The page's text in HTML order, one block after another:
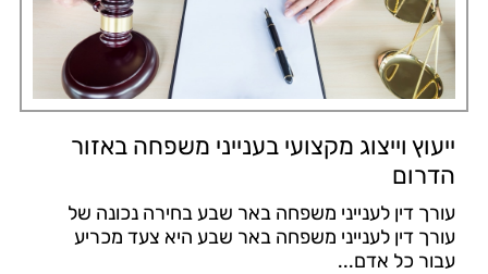
ייעוץ וייצוג מקצועי בענייני משפחה באזור
הדרום
עורך דין לענייני משפחה באר שבע בחירה נכונה של
עורך דין לענייני משפחה באר שבע היא צעד מכריע
עבור כל אדם...